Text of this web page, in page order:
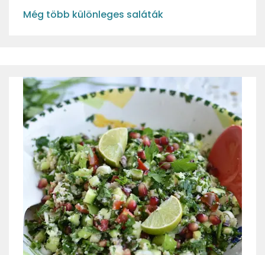
Még több különleges saláták